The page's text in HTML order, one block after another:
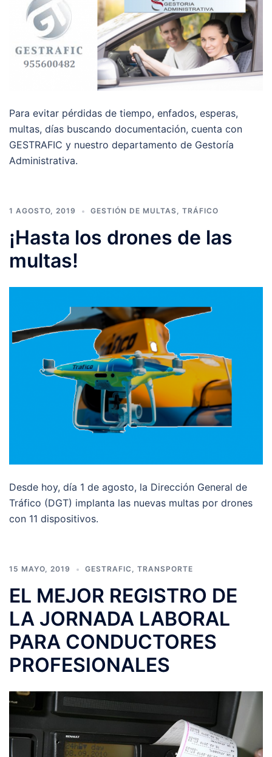
Para evitar pérdidas de tiempo, enfados, esperas,
multas, días buscando documentación, cuenta con
GESTRAFIC y nuestro departamento de Gestoría
Administrativa.
1 AGOSTO, 2019 GESTIÓN DE MULTAS, TRÁFICO
¡Hasta los drones de las
multas!
Desde hoy, día 1 de agosto, la Dirección General de
Tráfico (DGT) implanta las nuevas multas por drones
con 11 dispositivos.
15 MAYO, 2019 GESTRAFIC TRANSPORTE
EL MEJOR REGISTRO DE
LA JORNADA LABORAL
PARA CONDUCTORES
PROFESIONALES